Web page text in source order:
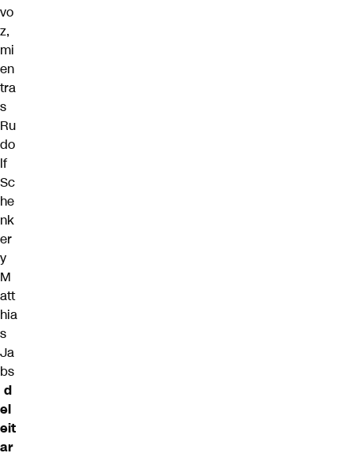
vo
z,
mi
en
tra
s
Ru
do
lf
Sc
he
nk
er
y
M
att
hia
s
Ja
bs
d
el
eit
ar